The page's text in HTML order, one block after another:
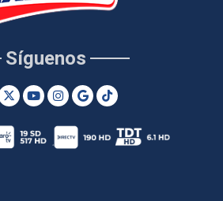
Síguenos